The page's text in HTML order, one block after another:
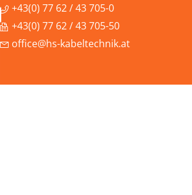
+43(0) 77 62 / 43 705-0
+43(0) 77 62 / 43 705-50
office@hs-kabeltechnik.at